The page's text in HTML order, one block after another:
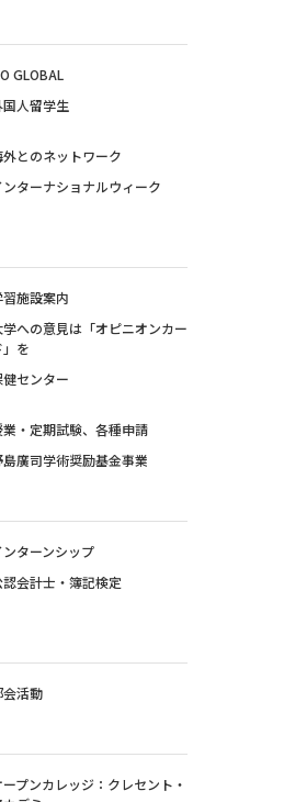
GLOBAL
国人留学生
外とのネットワーク
ンターナショナルウィーク
習施設案内
学への意見は「オピニオンカー
」を
健センター
業・定期試験、各種申請
島廣司学術奨励基金事業
ンターンシップ
認会計士・簿記検定
会活動
プンカレッジ：クレセント・